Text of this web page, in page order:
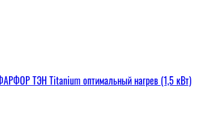
ТЭН Titanium оптимальный нагрев (1,5 кВт)